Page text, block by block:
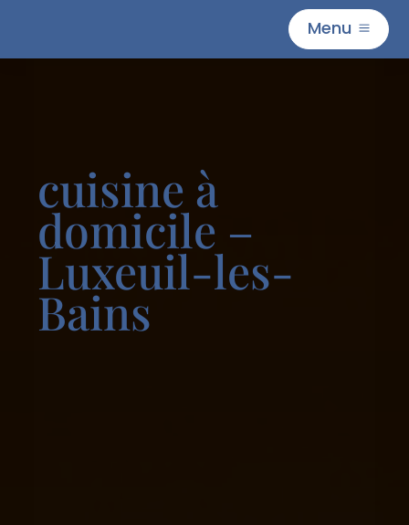
MenuM
cuisine à
domicile –
Luxeuil-les-
Bains